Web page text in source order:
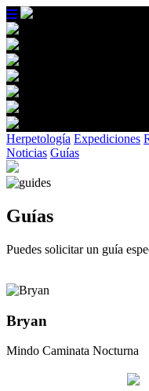
Herpetología Expediciones
Noticias Guías
Guías
Puedes solicitar un guía
Bryan
Mindo Caminata Nocturna